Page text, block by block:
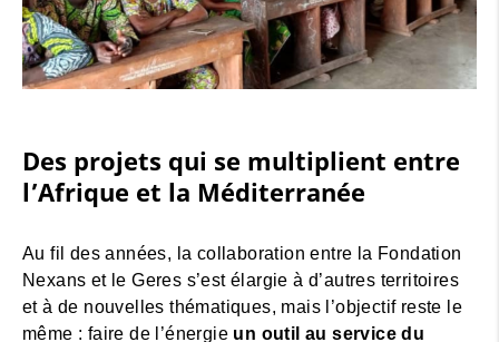
Des projets qui se multiplient entre
l’Afrique et la Méditerranée
Au fil des années, la collaboration entre la Fondation
Nexans et le Geres s’est élargie à d’autres territoires
et à de nouvelles thématiques, mais l’objectif reste le
même : faire de l’énergie un outil au service du